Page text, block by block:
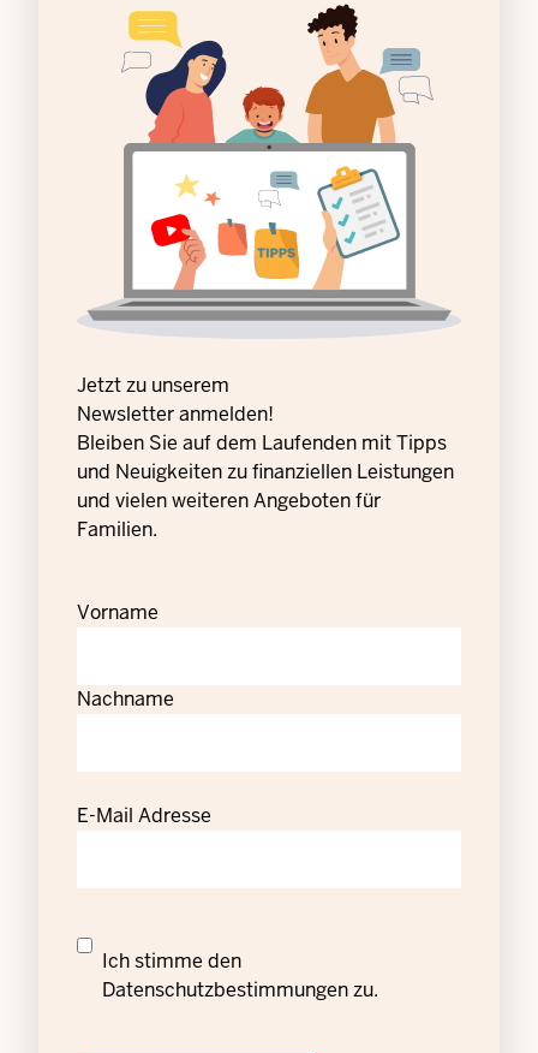
Jetzt zu unserem
Newsletter anmelden!
Bleiben Sie auf dem Laufenden mit Tipps
und Neuigkeiten zu finanziellen Leistungen
und vielen weiteren Angeboten für
Familien.
Vorname
Nachname
E-Mail Adresse
Datenschutzrechtliche
Einwilligung
Ich stimme den
Datenschutzbestimmungenzu.